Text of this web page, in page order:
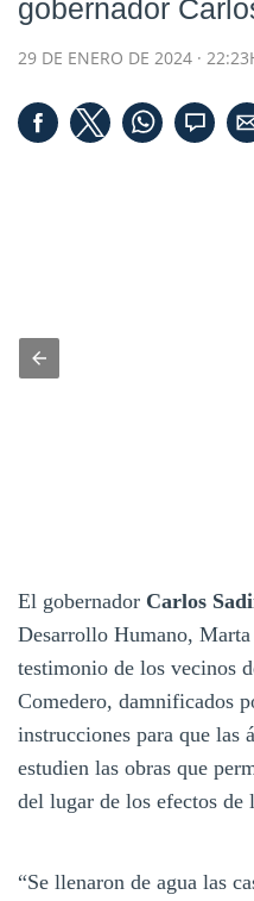
gobernador
29 DE ENERO DE 2024 ·
El gobernador Carlos
Desarrollo Humano,
testimonio de los vecinos
Comedero, damnificados
instrucciones para que las
estudien las obras que
del lugar de los efectos de
“Se llenaron de agua las